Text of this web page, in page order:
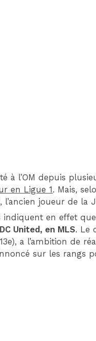
à l’OM depuis
en Ligue 1. Mais,
, l’ancien joueur de la
indiquent en effet que
United, en MLS. Le
a l’ambition de
sur les rangs